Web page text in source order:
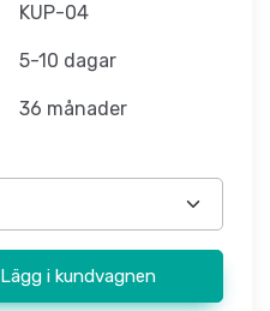
KUP-04
5-10 dagar
36 månader
Lägg i kundvagnen